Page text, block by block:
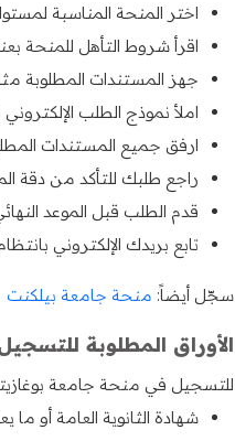
اختر المنحة المناسبة
اقرأ شروط التأهل للمنحة
جهز المستندات المطلوبة
املأ نموذج الطلب الإلكتروني
ارفق جميع المستندات
راجع طلبك للتأكد من دقة
قدم الطلب قبل الموعد
تابع بريدك الإلكتروني
سجّل أيضاً: منحة جامعة بيلكنت
الأوراق المطلوبة
للتسجيل في منحة جامعة
شهادة الثانوية العامة أو ما